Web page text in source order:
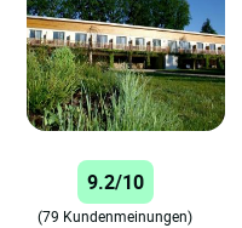
9.2/10
(79 Kundenmeinungen)